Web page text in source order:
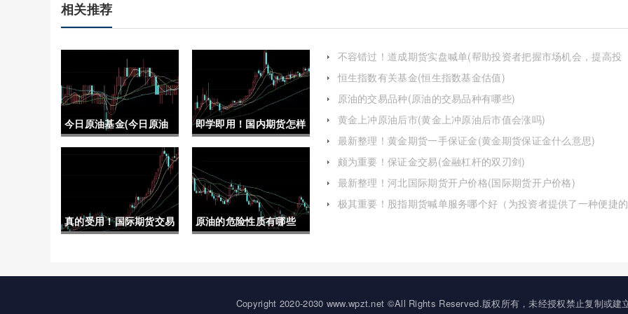
相关推荐
今日原油基金(今日原油
基金实时行情)
即学即用！国内期货怎样
开户（帮助投资者顺利进
入期货市场）
真的受用！国际期货交易
原油的危险性质有哪些
种类)
不容错过！道成期货实盘喊单(帮助投资者把握市场机会，提高投
资收益)
恒生指数有关基金(恒生指数基金估值)
原油的交易品种(原油的交易品种有哪些)
黄金上冲原油后市(黄金上冲原油后市值会涨吗)
最新整理！黄金期货一手保证金(黄金期货保证金什么意思)
颇为重要！保证金交易(金融杠杆的双刃剑)
最新整理！河北国际期货开户价格(国际期货开户价格)
极其重要！股指期货喊单服务哪个好（为投资者提供了一种便捷的
Copyright 2020-2030 www.wpzt.net ©All Rights Reserved.版权所有，未经授权禁止复制或建